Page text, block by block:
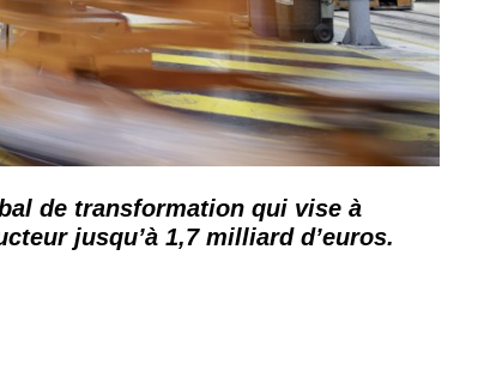
de transformation qui vise à
jusqu’à 1,7 milliard d’euros.